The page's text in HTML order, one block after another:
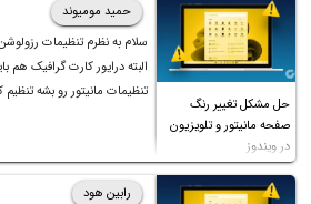
حل مشکل تغییر رنگ
صفحه مانیتور و تلویزیون
در ویندوز
حمید مومیوند
سلام به نظرم تنظیمات
البته درایور کارت گرافیک
تنظیمات مانیتور رو بشه تنظیم
رابین هود